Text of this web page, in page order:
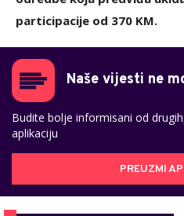
participacije od 370 KM.
Naše vijesti ne
Budite bolje informisani od
aplikaciju
PREUZMI